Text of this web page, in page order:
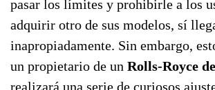
pasar los límites y prohibirle a los
adquirir otro de sus modelos, sí
inapropiadamente. Sin embargo,
un propietario de un Rolls-Royce
realizará una serie de curiosos